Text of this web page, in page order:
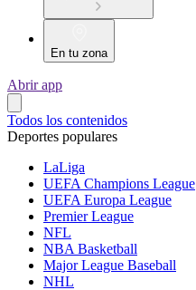
En tu zona
Abrir app
Todos los contenidos
Deportes populares
LaLiga
UEFA Champions League
UEFA Europa League
Premier League
NFL
NBA Basketball
Major League Baseball
NHL